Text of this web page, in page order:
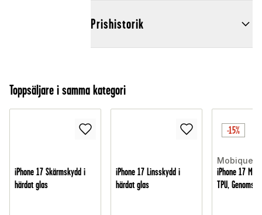
Prishistorik
Toppsäljare i samma kategori
iPhone 17 Skärmskydd i
härdat glas
iPhone 17 Linsskydd i
härdat glas
-15%
Mobique
iPhone 17
TPU,